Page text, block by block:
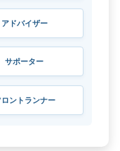
アドバイザー
サポーター
ロントランナー